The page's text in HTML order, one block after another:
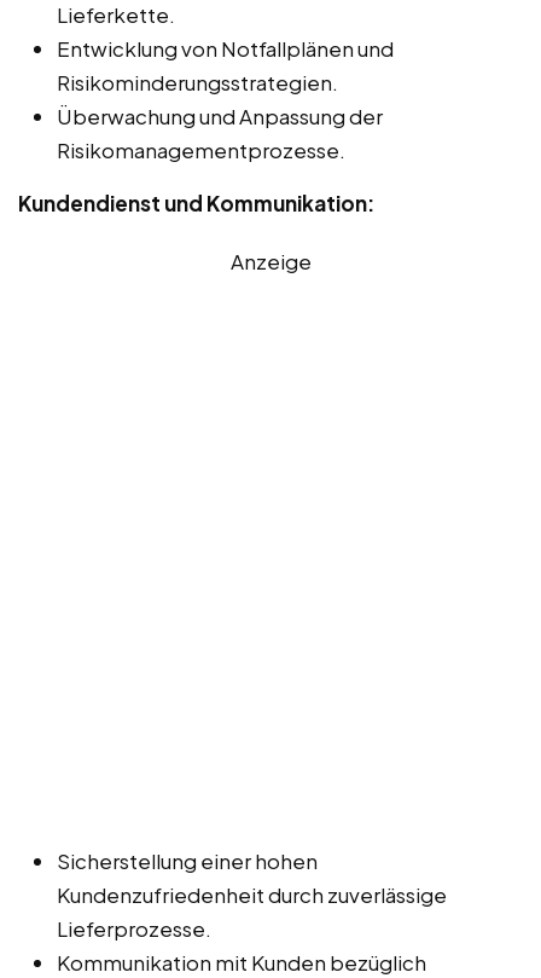
Lieferkette.
Entwicklung von Notfallplänen und
Risikominderungsstrategien.
Überwachung und Anpassung der
Risikomanagementprozesse.
Kundendienst und Kommunikation:
Anzeige
Sicherstellung einer hohen
Kundenzufriedenheit durch zuverlässige
Lieferprozesse.
Kommunikation mit Kunden bezüglich